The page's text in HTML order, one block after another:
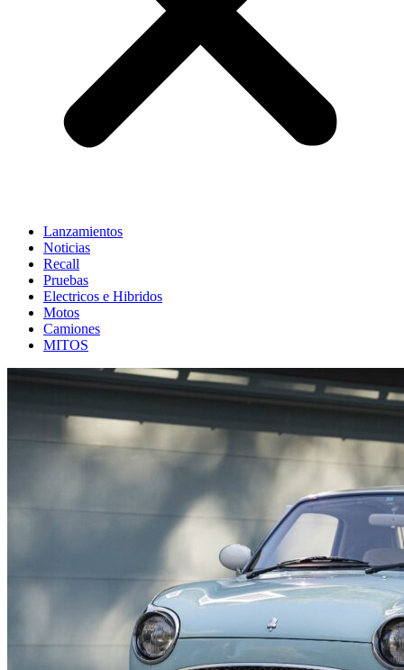
Lanzamientos
Noticias
Recall
Pruebas
Electricos e Hibridos
Motos
Camiones
MITOS